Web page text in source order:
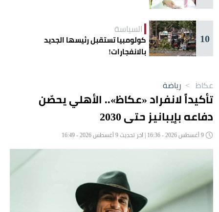
10
السياسة
كولومبيا تستقبل رئيسها الجديد
بالانفجارات!
عكاظ > رياضة
تأكيداً لانفراد «عكاظ».. الأهلي يحصّن
دفاعه بإيبانيز حتى 2030